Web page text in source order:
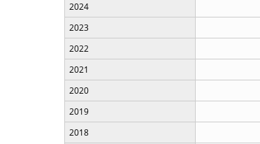
2024
2023
2022
2021
2020
2019
2018